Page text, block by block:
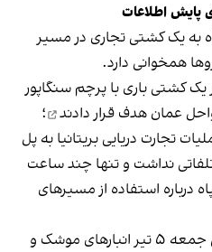
پایش اطلاعات
به یک کشتی تجاری در مسیر
همخوانی دارد.
سپاه پنجشنبه ۴ تیر یک کشتی باری با پرچم سنگاپور
عمان هدف قرار دادند
؛
تجارت دریایی بریتانیا به پل
نداشت و تنها چند ساعت
درباره استفاده از مسیرهای
در ادامه، جنگنده‌های آمریکایی جمعه ۵ تیر انبارهای موشک و